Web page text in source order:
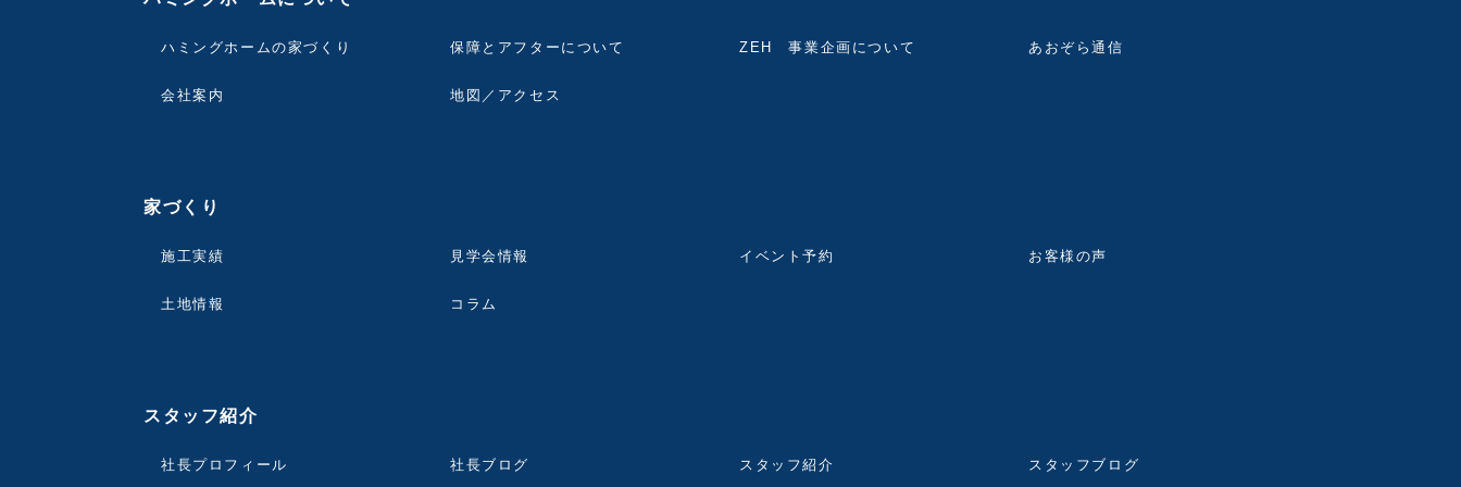
ハミングホームの家づくり 保障とアフターについて ZEH 事業企画について あおぞら通信
会社案内 地図／アクセス
家づくり
施工実績 見学会情報 イベント予約 お客様の声
土地情報 コラム
スタッフ紹介
社長プロフィール 社長ブログ スタッフ紹介 スタッフブログ